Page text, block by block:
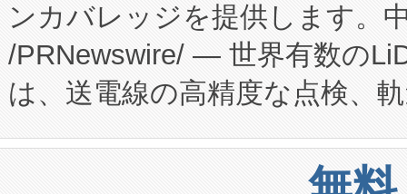
Fully-Connected Continuous
プログラムには、施設設計・
に関する技術移転および知的
構造化トレーニングカリキュ
上げおよび商用化段階におけ
ーエネルギー貯蔵システム（
た。 Voltaiq独自のAI搭載プラ
定、統合、導入、運用に至る
安全性を追跡し、確保する事
増加しているデータセンター
ンカバレッジを提供します。
/PRNewswire/ — 世界有数の
は、送電線の高精度な点検、
や穀物倉庫におけるバルク材
リューション「Avia 2」を発